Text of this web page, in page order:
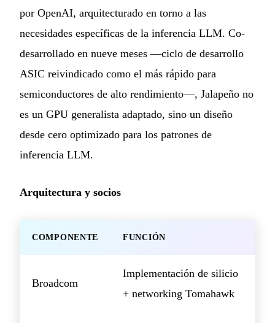
por OpenAI, arquitecturado en torno a las
necesidades específicas de la inferencia LLM. Co-
desarrollado en nueve meses —ciclo de desarrollo
ASIC reivindicado como el más rápido para
semiconductores de alto rendimiento—, Jalapeño no
es un GPU generalista adaptado, sino un diseño
desde cero optimizado para los patrones de
inferencia LLM.
Arquitectura y socios
COMPONENTE FUNCIÓN
Broadcom
Implementación de silicio
+ networking Tomahawk